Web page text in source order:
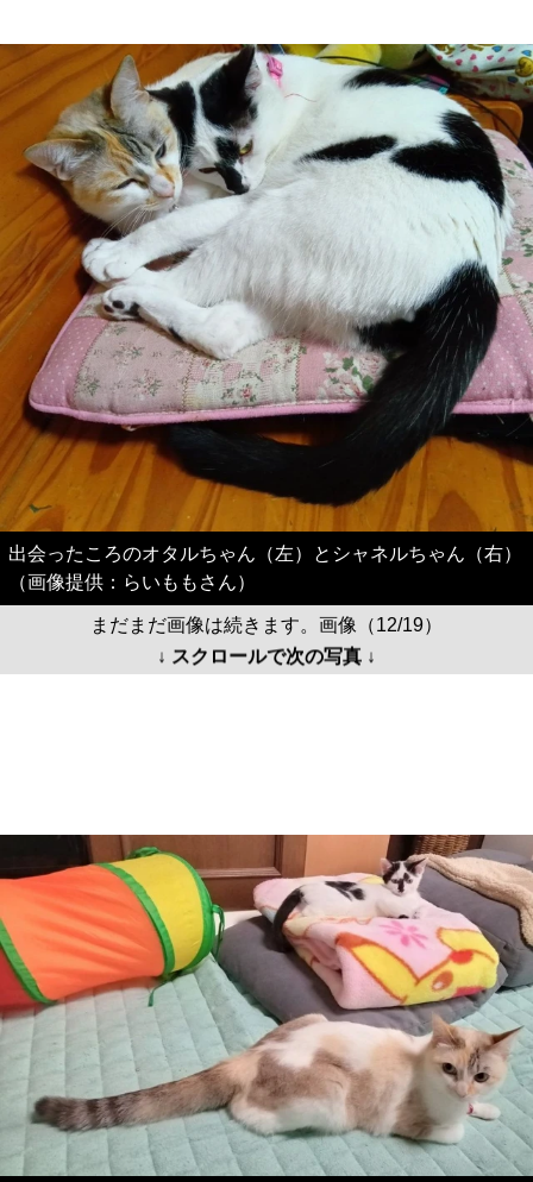
出会ったころのオタルちゃん（左）とシャネルちゃん（右）
（画像提供：らいももさん）
まだまだ画像は続きます。画像（12/19）
↓ スクロールで次の写真 ↓